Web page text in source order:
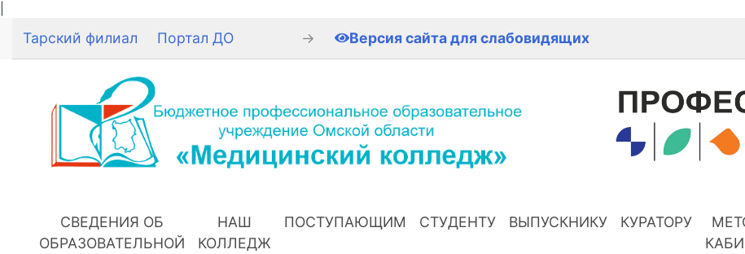
Тарский филиал Портал ДО → Версия сайта для слабовидящих
СВЕДЕНИЯ ОБ
ОБРАЗОВАТЕЛЬНОЙ
НАШ
КОЛЛЕДЖ
ПОСТУПАЮЩИМ СТУДЕНТУ ВЫПУСКНИКУ КУРАТОРУ